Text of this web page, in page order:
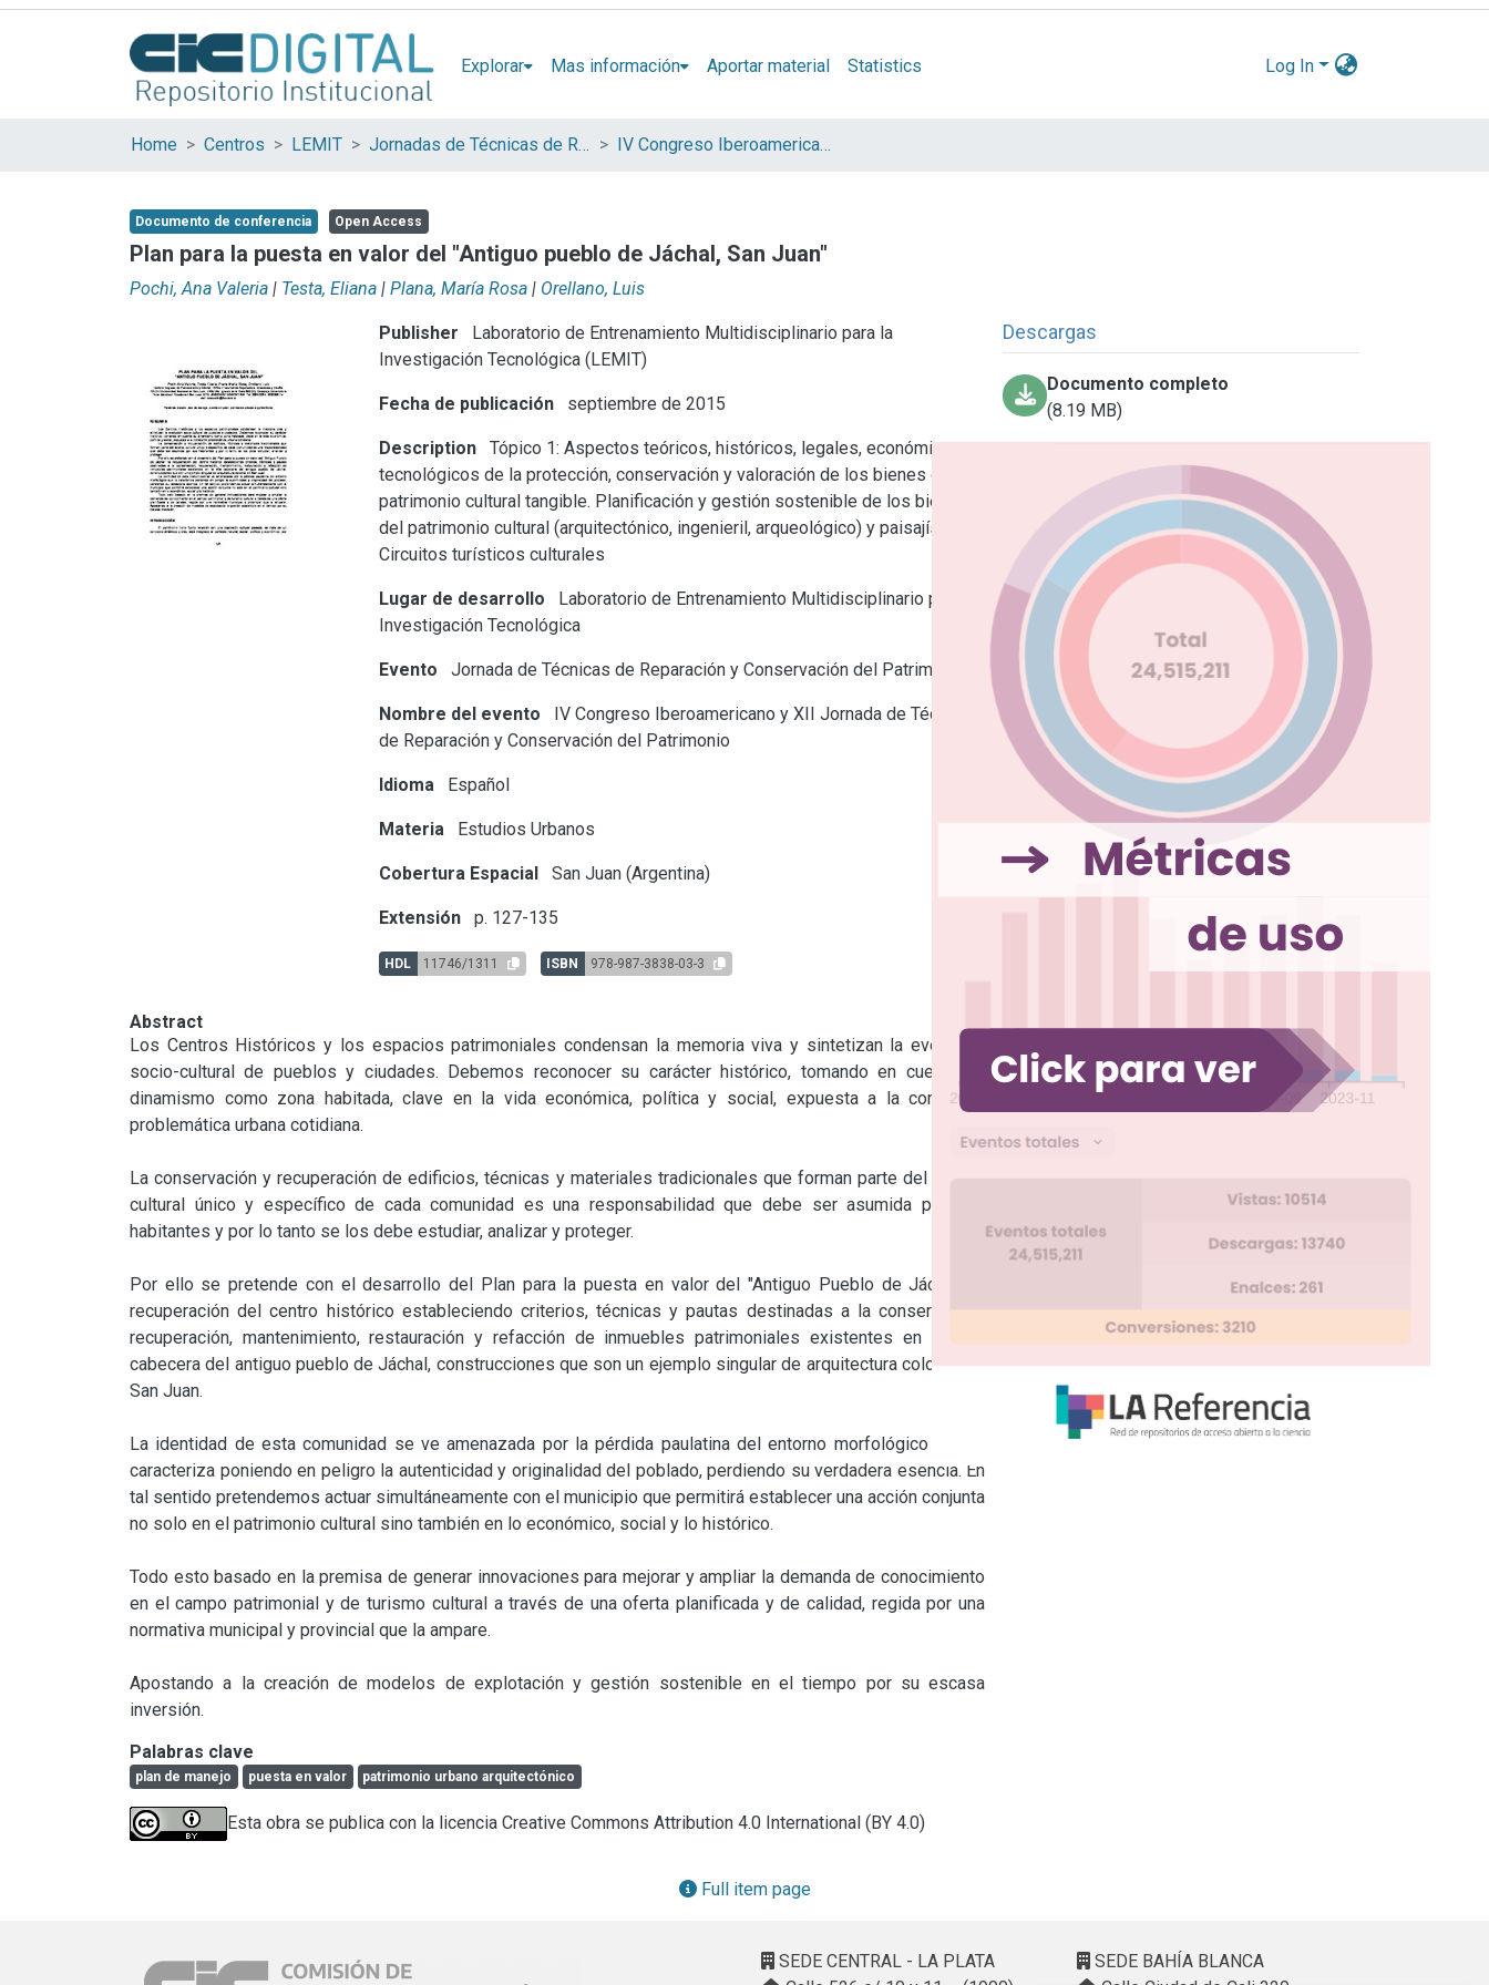
Explorar Mas información Aportar material Statistics Log In
Home Centros LEMIT Jornadas de Técnicas de Reparación y Conservación del Patrimonio (COIBRECOPA) IV Congreso Iberoamericano y XII Jornada de Técnicas de Reparación y Conservación del Patrimonio
Documento de conferencia Open Access
Plan para la puesta en valor del "Antiguo pueblo de Jáchal, San Juan"
Pochi, Ana Valeria | Testa, Eliana | Plana, María Rosa | Orellano, Luis
Publisher
Laboratorio de Entrenamiento Multidisciplinario para la
Investigación Tecnológica (LEMIT)
Fecha de publicación septiembre de 2015
Description
Tópico 1: Aspectos teóricos, históricos, legales, económicos y
tecnológicos de la protección, conservación y valoración de los bienes del
patrimonio cultural tangible. Planificación y gestión sostenible de los bienes
del patrimonio cultural (arquitectónico, ingenieril, arqueológico) y paisajístico.
Circuitos turísticos culturales
Lugar de desarrollo
Laboratorio de Entrenamiento Multidisciplinario para la
Investigación Tecnológica
Evento Jornada de Técnicas de Reparación y Conservación del Patrimonio
Nombre del evento
IV Congreso Iberoamericano y XII Jornada de Técnicas
de Reparación y Conservación del Patrimonio
Idioma Español
Materia Estudios Urbanos
Cobertura Espacial San Juan (Argentina)
Extensión p. 127-135
HDL 11746/1311 ISBN 978-987-3838-03-3
Descargas
Documento completo
(8.19 MB)
Abstract
Los Centros Históricos y los espacios patrimoniales condensan la memoria viva y sintetizan la evolución
socio-cultural de pueblos y ciudades. Debemos reconocer su carácter histórico, tomando en cuenta su
dinamismo como zona habitada, clave en la vida económica, política y social, expuesta a la constante
problemática urbana cotidiana.
La conservación y recuperación de edificios, técnicas y materiales tradicionales que forman parte del acervo
cultural único y específico de cada comunidad es una responsabilidad que debe ser asumida por sus
habitantes y por lo tanto se los debe estudiar, analizar y proteger.
Por ello se pretende con el desarrollo del Plan para la puesta en valor del "Antiguo Pueblo de Jáchal" la
recuperación del centro histórico estableciendo criterios, técnicas y pautas destinadas a la conservación,
recuperación, mantenimiento, restauración y refacción de inmuebles patrimoniales existentes en la villa
cabecera del antiguo pueblo de Jáchal, construcciones que son un ejemplo singular de arquitectura colonial en
San Juan.
La identidad de esta comunidad se ve amenazada por la pérdida paulatina del entorno morfológico que lo
caracteriza poniendo en peligro la autenticidad y originalidad del poblado, perdiendo su verdadera esencia. En
tal sentido pretendemos actuar simultáneamente con el municipio que permitirá establecer una acción conjunta
no solo en el patrimonio cultural sino también en lo económico, social y lo histórico.
Todo esto basado en la premisa de generar innovaciones para mejorar y ampliar la demanda de conocimiento
en el campo patrimonial y de turismo cultural a través de una oferta planificada y de calidad, regida por una
normativa municipal y provincial que la ampare.
Apostando a la creación de modelos de explotación y gestión sostenible en el tiempo por su escasa
inversión.
Palabras clave
plan de manejo puesta en valor patrimonio urbano arquitectónico
Esta obra se publica con la licencia Creative Commons Attribution 4.0 International (BY 4.0)
Full item page
SEDE CENTRAL - LA PLATA
SEDE BAHÍA BLANCA